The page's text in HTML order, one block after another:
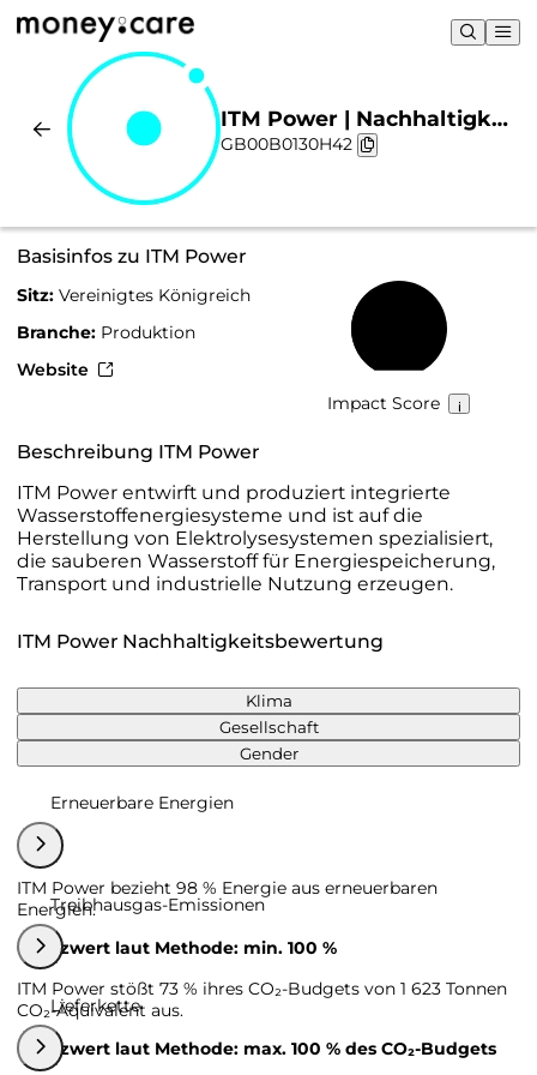
ITM Power | Nachhaltigkeit
& Chart
GB00B0130H42
Basisinfos zu ITM Power
Sitz: Vereinigtes Königreich
Branche: Produktion
Website
Impact Score
Beschreibung ITM Power
ITM Power entwirft und produziert integrierte
Wasserstoffenergiesysteme und ist auf die
Herstellung von Elektrolysesystemen spezialisiert,
die sauberen Wasserstoff für Energiespeicherung,
Transport und industrielle Nutzung erzeugen.
ITM Power Nachhaltigkeitsbewertung
Klima
Gesellschaft
Gender
Erneuerbare Energien
ITM Power bezieht 98 % Energie aus erneuerbaren
Energien.
Grenzwert laut Methode: min. 100 %
Treibhausgas-Emissionen
ITM Power stößt 73 % ihres CO₂-Budgets von 1 623 Tonnen
CO₂-Äquivalent aus.
Grenzwert laut Methode: max. 100 % des CO₂-Budgets
Lieferkette